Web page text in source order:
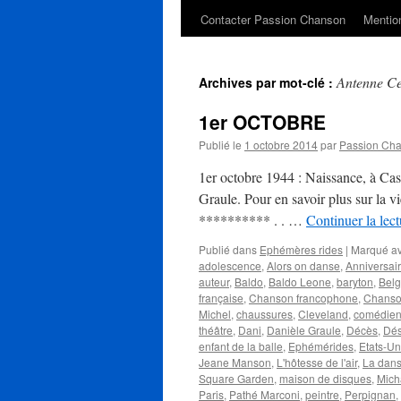
Contacter Passion Chanson
Archives par mot-clé :Antenne
1er OCTOBRE
Publié le 1 octobre 2014par Passion
1er octobre 1944 : Naissance, à
Graule. Pour en savoir plus sur la
********** . . … Continuer la
Publié dans Ephémères rides | Marqué
adolescence, Alors on danse,
auteur, Baldo, Baldo Leone, baryton,
française, Chanson francophone,
Michel, chaussures, Cleveland,
théâtre, Dani, Danièle Graule, Décès,
enfant de la balle, Ephémérides, Etats-
Jeane Manson, L'hôtesse de l'air, La
Square Garden, maison de disques,
Paris, Pathé Marconi, peintre, Perpignan,